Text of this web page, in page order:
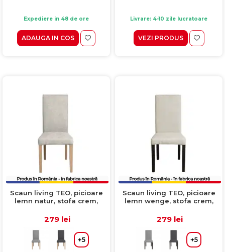
Expediere in 48 de ore
ADAUGA IN COS
Livrare: 4-10 zile lucratoare
VEZI PRODUS
Scaun living TEO, picioare
lemn natur, stofa crem,
279 lei
+5
Scaun living TEO, picioare
lemn wenge, stofa crem,
279 lei
+5